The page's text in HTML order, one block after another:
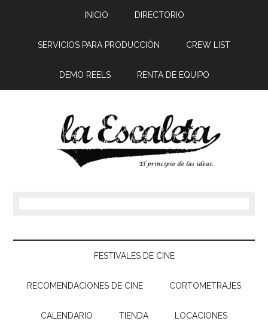
INICIO DIRECTORIO
SERVICIOS PARA PRODUCCIÓN CREW LIST
DEMO REELS RENTA DE EQUIPO
FESTIVALES DE CINE
RECOMENDACIONES DE CINE CORTOMETRAJES
CALENDARIO TIENDA LOCACIONES